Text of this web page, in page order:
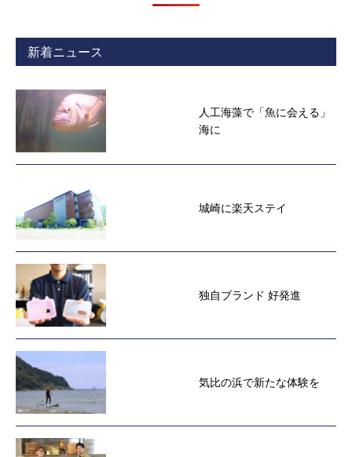
新着ニュース
人工海藻で「魚に会える」
海に
城崎に楽天ステイ
独自ブランド 好発進
気比の浜で新たな体験を